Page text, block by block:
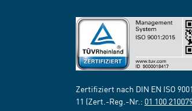
Zertifiziert nach DIN EN ISO
11 (Zert.-Reg.-Nr.: 01 100